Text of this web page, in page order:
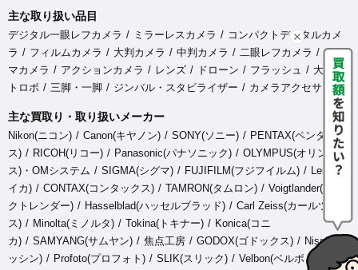
主な取り扱い品目
デジタル一眼レフカメラ ミラーレスカメラ
コンパクトデジタルカメ
ラ
フィルムカメラ 大判カメラ 中判カメラ 二眼レフカメラ
シネ
マカメラ
アクションカメラ レンズ ドローン フラッシュ
大型ス
トロボ
三脚・一脚 ジンバル・スタビライザー カメラアクセサリ
主な買取り・取り扱いメーカー
Nikon(ニコン) Canon(キヤノン) SONY(ソニー)
PENTAX(ペンタック
ス)
RICOH(リコー) Panasonic(パナソニック)
OLYMPUS(オリンパ
ス)・OMシステム
SIGMA(シグマ) FUJIFILM(フジフイルム)
Leica(ラ
イカ)
CONTAX(コンタックス) TAMRON(タムロン)
Voigtlander(フォ
クトレンダー)
Hasselblad(ハッセルブラッド)
Carl Zeiss(カールツァイ
ス)
Minolta(ミノルタ) Tokina(トキナー)
Konica(コニ
カ)
SAMYANG(サムヤン) 焦点工房 GODOX(ゴドックス)
Nissin(ニ
ッシン)
Profoto(プロフォト) SLIK(スリック)
Velbon(ベルボ